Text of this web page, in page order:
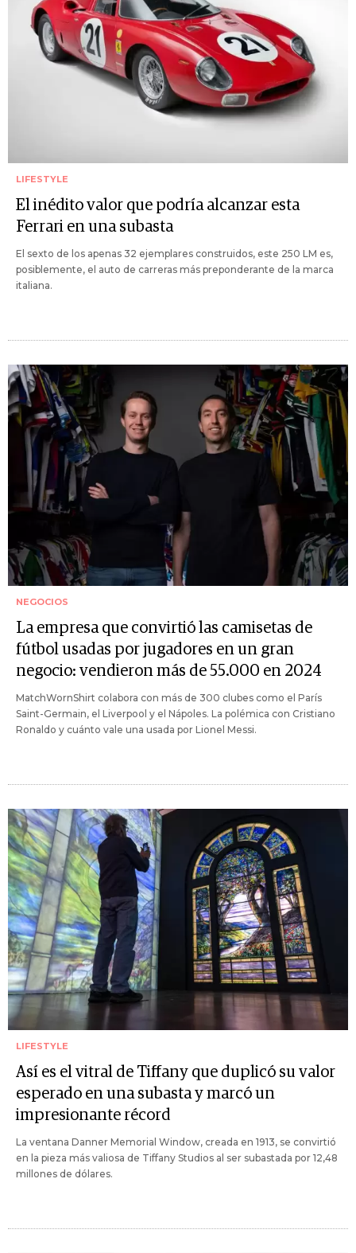
LIFESTYLE
El inédito valor que podría alcanzar esta
Ferrari en una subasta
El sexto de los apenas 32 ejemplares construidos, este 250 LM es,
posiblemente, el auto de carreras más preponderante de la marca
italiana.
NEGOCIOS
La empresa que convirtió las camisetas de
fútbol usadas por jugadores en un gran
negocio: vendieron más de 55.000 en 2024
MatchWornShirt colabora con más de 300 clubes como el París
Saint-Germain, el Liverpool y el Nápoles. La polémica con Cristiano
Ronaldo y cuánto vale una usada por Lionel Messi.
LIFESTYLE
Así es el vitral de Tiffany que duplicó su valor
esperado en una subasta y marcó un
impresionante récord
La ventana Danner Memorial Window, creada en 1913, se convirtió
en la pieza más valiosa de Tiffany Studios al ser subastada por 12,48
millones de dólares.